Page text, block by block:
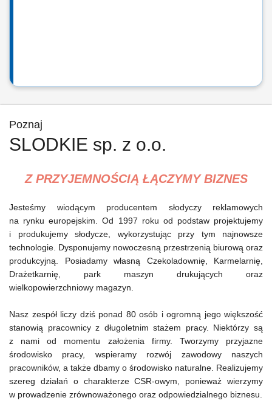
Poznaj
SLODKIE sp. z o.o.
Z PRZYJEMNOŚCIĄ ŁĄCZYMY BIZNES
Jesteśmy wiodącym producentem słodyczy reklamowych
na rynku europejskim. Od 1997 roku od podstaw projektujemy
i produkujemy słodycze, wykorzystując przy tym najnowsze
technologie. Dysponujemy nowoczesną przestrzenią biurową oraz
produkcyjną. Posiadamy własną Czekoladownię, Karmelarnię,
Drażetkarnię, park maszyn drukujących oraz
wielkopowierzchniowy magazyn.
Nasz zespół liczy dziś ponad 80 osób i ogromną jego większość
stanowią pracownicy z długoletnim stażem pracy. Niektórzy są
z nami od momentu założenia firmy. Tworzymy przyjazne
środowisko pracy, wspieramy rozwój zawodowy naszych
pracowników, a także dbamy o środowisko naturalne. Realizujemy
szereg działań o charakterze CSR-owym, ponieważ wierzymy
w prowadzenie zrównoważonego oraz odpowiedzialnego biznesu.